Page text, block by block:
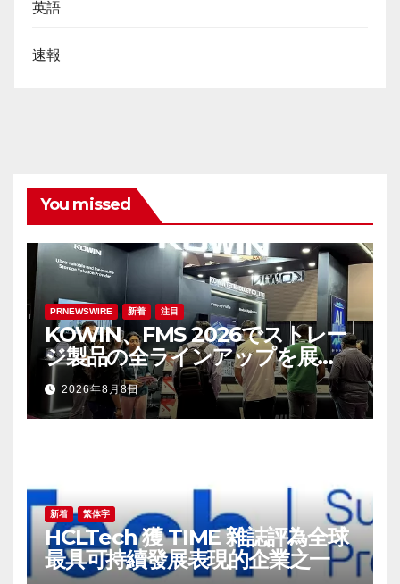
英語
速報
You missed
PRNEWSWIRE 新着 注目
KOWIN、FMS 2026でストレー
ジ製品の全ラインアップを展
示：高性能ストレージ製品がAI分
野の革新を牽引
2026年8月8日
新着 繁体字
HCLTech 獲 TIME 雜誌評為全球
最具可持續發展表現的企業之一